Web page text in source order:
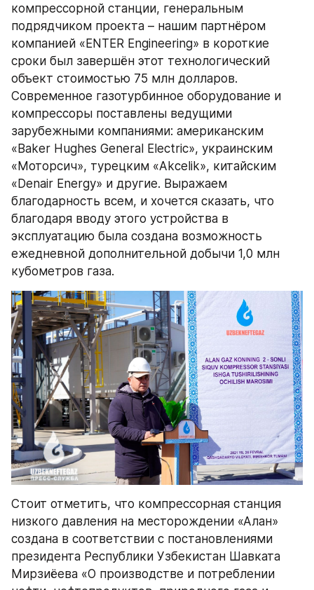
компрессорной станции, генеральным
подрядчиком проекта – нашим партнёром
компанией «ENTER Engineering» в короткие
сроки был завершён этот технологический
объект стоимостью 75 млн долларов.
Современное газотурбинное оборудование и
компрессоры поставлены ведущими
зарубежными компаниями: американским
«Baker Hughes General Electric», украинским
«Моторсич», турецким «Akcelik», китайским
«Denair Energy» и другие. Выражаем
благодарность всем, и хочется сказать, что
благодаря вводу этого устройства в
эксплуатацию была создана возможность
ежедневной дополнительной добычи 1,0 млн
кубометров газа.
Стоит отметить, что компрессорная станция
низкого давления на месторождении «Алан»
создана в соответствии с постановлениями
президента Республики Узбекистан Шавката
Мирзиёева «О производстве и потреблении